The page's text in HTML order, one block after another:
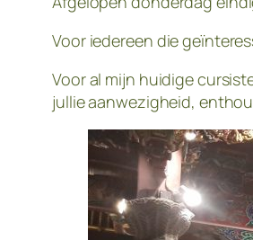
Voor iedereen die
Voor al mijn huidige
jullie aanwezigheid,